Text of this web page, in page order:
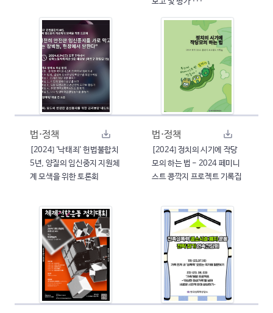
법·정책
[2024] '낙태죄' 헌법불합치
5년, 양질의 임신중지 지원체
계 모색을 위한 토론회
법·정책
[2024] 정치의 시기에 작당
모의 하는 법 - 2024 페미니
스트 콩깍지 프로젝트 기록집